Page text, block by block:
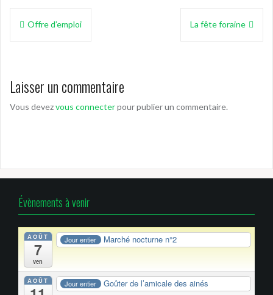
Navigation
Offre d’emploi La fête foraine
Laisser un commentaire
Vous devezvous connecterpour publier un commentaire.
Évènements à venir
AOÛT
7
ven
Jour entier Marché nocturne n°2
AOÛT Jour entier Goûter de l’amicale des ainés